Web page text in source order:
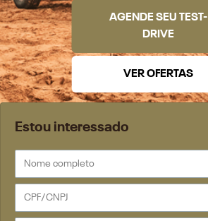
Estou interessado
AGENDE SEU TEST-
DRIVE
VER OFERTAS